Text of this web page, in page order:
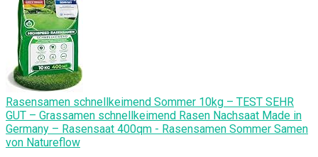
Rasensamen schnellkeimend Sommer 10kg – TEST SEHR
GUT – Grassamen schnellkeimend Rasen Nachsaat Made in
Germany – Rasensaat 400qm - Rasensamen Sommer Samen
von Natureflow